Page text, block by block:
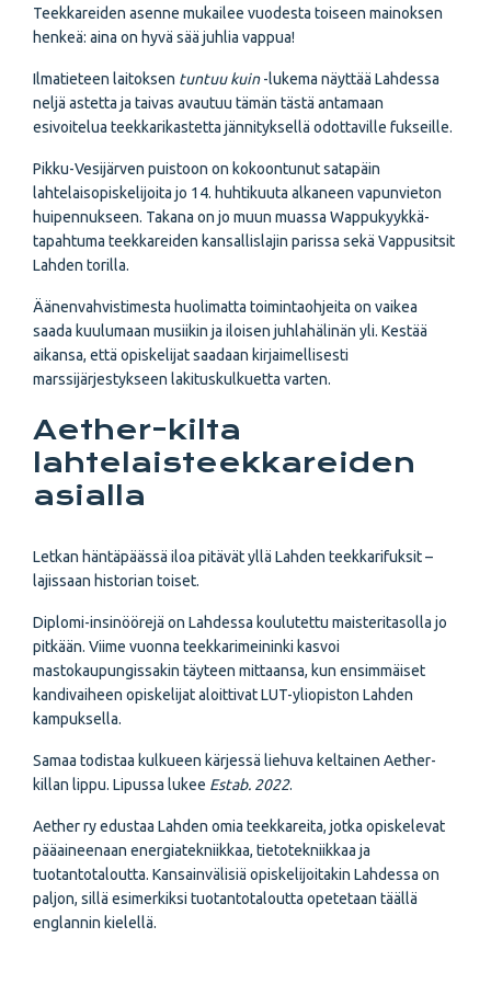
Teekkareiden asenne mukailee vuodesta toiseen mainoksen
henkeä: aina on hyvä sää juhlia vappua!
Ilmatieteen laitoksen tuntuu kuin-lukema näyttää Lahdessa
neljä astetta ja taivas avautuu tämän tästä antamaan
esivoitelua teekkarikastetta jännityksellä odottaville fukseille.
Pikku-Vesijärven puistoon on kokoontunut satapäin
lahtelaisopiskelijoita jo 14. huhtikuuta alkaneen vapunvieton
huipennukseen. Takana on jo muun muassa Wappukyykkä-
tapahtuma teekkareiden kansallislajin parissa sekä Vappusitsit
Lahden torilla.
Äänenvahvistimesta huolimatta toimintaohjeita on vaikea
saada kuulumaan musiikin ja iloisen juhlahälinän yli. Kestää
aikansa, että opiskelijat saadaan kirjaimellisesti
marssijärjestykseen lakituskulkuetta varten.
Aether-kilta
lahtelaisteekkareiden
asialla
Letkan häntäpäässä iloa pitävät yllä Lahden teekkarifuksit –
lajissaan historian toiset.
Diplomi-insinöörejä on Lahdessa koulutettu maisteritasolla jo
pitkään. Viime vuonna teekkarimeininki kasvoi
mastokaupungissakin täyteen mittaansa, kun ensimmäiset
kandivaiheen opiskelijat aloittivat LUT-yliopiston Lahden
kampuksella.
Samaa todistaa kulkueen kärjessä liehuva keltainen Aether-
killan lippu. Lipussa lukee Estab. 2022.
Aether ry edustaa Lahden omia teekkareita, jotka opiskelevat
pääaineenaan energiatekniikkaa, tietotekniikkaa ja
tuotantotaloutta. Kansainvälisiä opiskelijoitakin Lahdessa on
paljon, sillä esimerkiksi tuotantotaloutta opetetaan täällä
englannin kielellä.